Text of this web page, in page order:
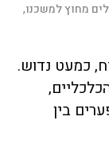
מחוץ למשכנו,
כמעט נדוש.
בין